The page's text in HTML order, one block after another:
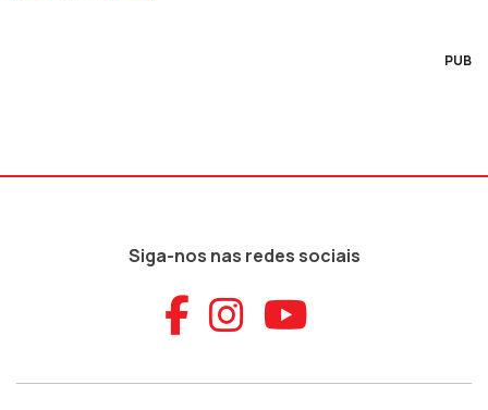
PUB
Siga-nos nas redes sociais
Aceder ao
Aceder ao
Aceder